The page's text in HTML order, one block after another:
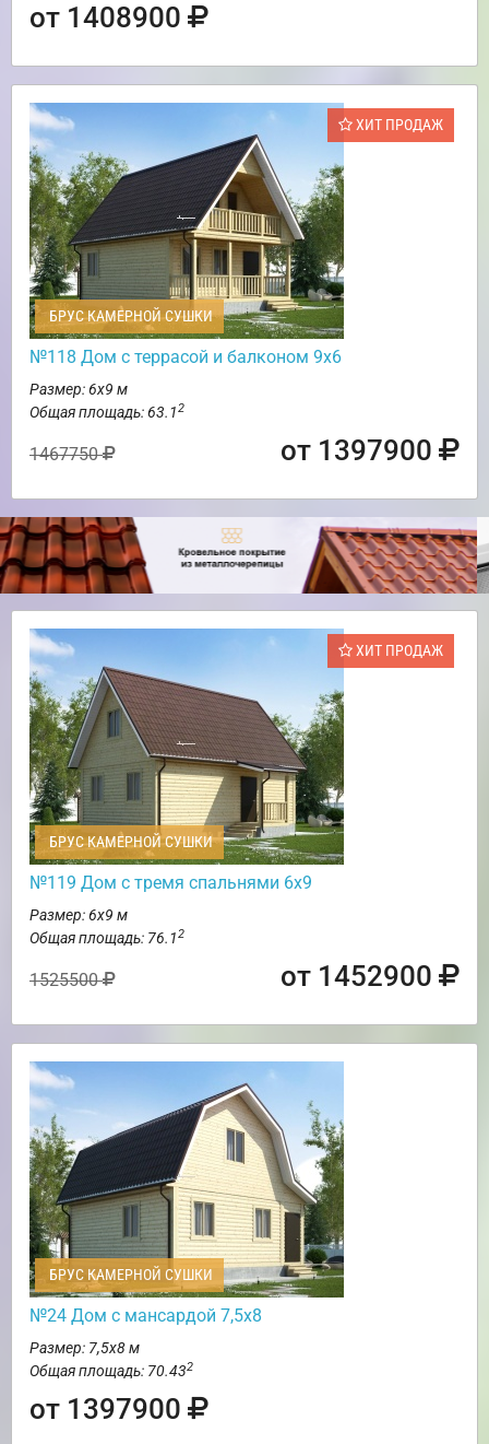
от 1408900
ХИТ ПРОДАЖ
БРУС КАМЕРНОЙ СУШКИ
№118 Дом с террасой и балконом 9х6
Размер: 6х9 м
Общая площадь: 63.12
1467750 от 1397900
ХИТ ПРОДАЖ
БРУС КАМЕРНОЙ СУШКИ
№119 Дом с тремя спальнями 6х9
Размер: 6х9 м
Общая площадь: 76.12
1525500 от 1452900
БРУС КАМЕРНОЙ СУШКИ
№24 Дом с мансардой 7,5х8
Размер: 7,5х8 м
Общая площадь: 70.432
от 1397900